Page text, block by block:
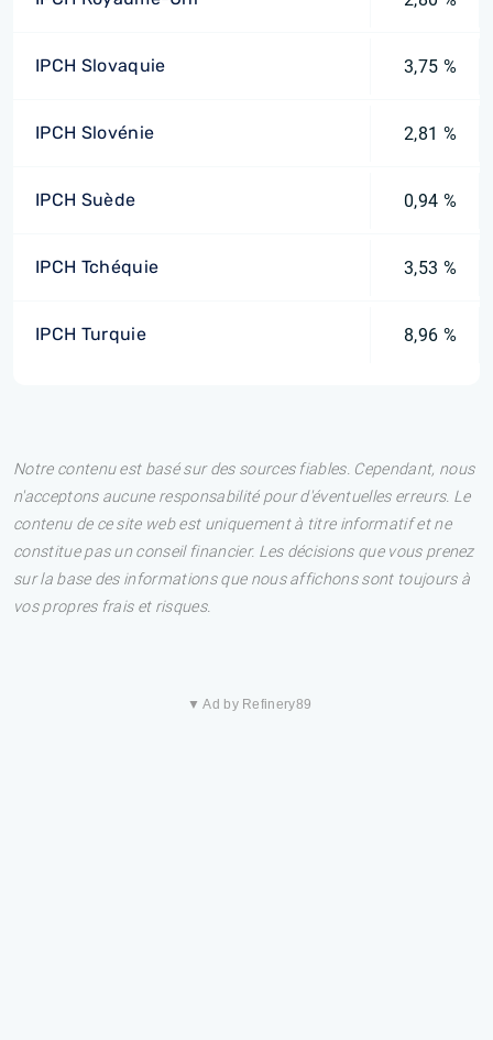
IPCH Slovaquie 3,75 %
IPCH Slovénie 2,81 %
IPCH Suède 0,94 %
IPCH Tchéquie 3,53 %
IPCH Turquie 8,96 %
Notre contenu est basé sur des sources fiables. Cependant, nous
n'acceptons aucune responsabilité pour d'éventuelles erreurs. Le
contenu de ce site web est uniquement à titre informatif et ne
constitue pas un conseil financier. Les décisions que vous prenez
sur la base des informations que nous affichons sont toujours à
vos propres frais et risques.
▼ Ad by Refinery89